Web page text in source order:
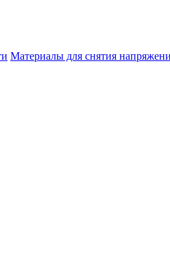
Материалы для снятия